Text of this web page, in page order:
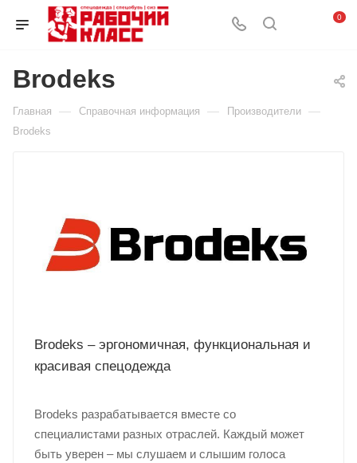
0
Brodeks
Главная — Справочная информация — Производители —
Brodeks
Brodeks – эргономичная, функциональная и
красивая спецодежда
Brodeks разрабатывается вместе со
специалистами разных отраслей. Каждый может
быть уверен – мы слушаем и слышим голоса